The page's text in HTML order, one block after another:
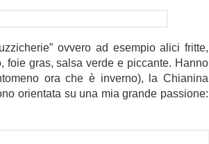
ovvero ad esempio alici fritte,
foie gras, salsa verde e piccante. Hanno
ora che è inverno), la Chianina
orientata su una mia grande passione: